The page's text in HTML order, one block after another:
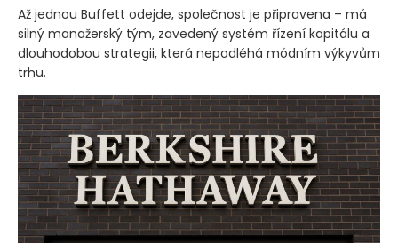
Až jednou Buffett odejde, společnost je připravena – má
silný manažerský tým, zavedený systém řízení kapitálu a
dlouhodobou strategii, která nepodléhá módním výkyvům
trhu.